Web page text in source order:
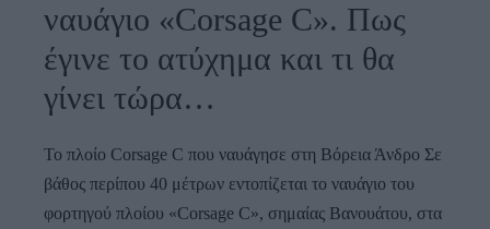
ναυάγιο «Corsage C». Πως
έγινε το ατύχημα και τι θα
γίνει τώρα…
Το πλοίο Corsage C που ναυάγησε στη Βόρεια Άνδρο Σε
βάθος περίπου 40 μέτρων εντοπίζεται το ναυάγιο του
φορτηγού πλοίου «Corsage C», σημαίας Βανουάτου, στα